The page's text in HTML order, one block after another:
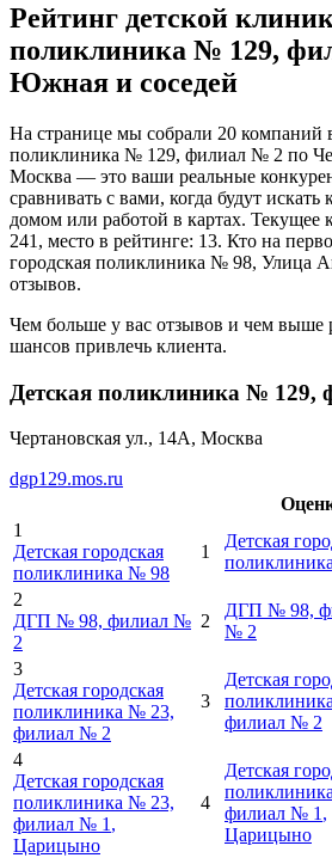
Рейтинг детской
поликлиника № 129,
Южная и соседей
На странице мы собрали 20 компаний
поликлиника № 129, филиал № 2 по
Москва — это ваши реальные
сравнивать с вами, когда будут
домом или работой в картах. Текущее
241, место в рейтинге: 13. Кто на
городская поликлиника № 98, Улица
отзывов.
Чем больше у вас отзывов и чем выше
шансов привлечь клиента.
Детская поликлиника № 129,
Чертановская ул., 14А, Москва
dgp129.mos.ru
1
Детская городская
поликлиника № 98
1
Детская
2
ДГП № 98, филиал №
2
2
ДГП № 98,
№ 2
3
Детская городская
поликлиника № 23,
филиал № 2
3
Детская
филиал № 2
4
Детская городская
поликлиника № 23,
филиал № 1 ,
Царицыно
4
Детская
филиал № 1 ,
Царицыно